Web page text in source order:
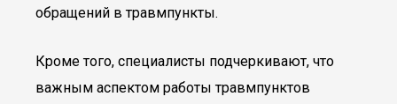
обращений в травмпункты.
Кроме того, специалисты подчеркивают, что
важным аспектом работы травмпунктов